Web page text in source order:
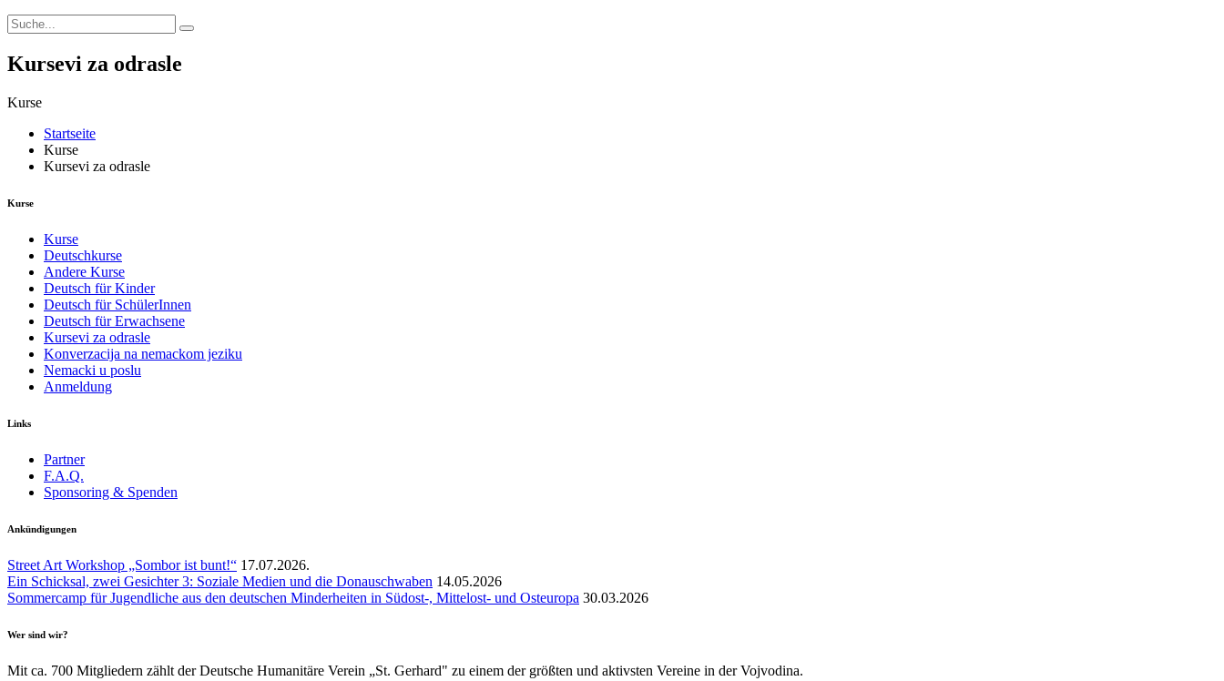
Kursevi za odrasle
Kurse
Startseite
Kurse
Kursevi za odrasle
Kurse
Kurse
Deutschkurse
Andere Kurse
Deutsch für Kinder
Deutsch für SchülerInnen
Deutsch für Erwachsene
Kursevi za odrasle
Konverzacija na nemackom jeziku
Nemacki u poslu
Anmeldung
Links
Partner
F.A.Q.
Sponsoring & Spenden
Ankündigungen
Street Art Workshop „Sombor ist bunt!“ 17.07.2026.
Ein Schicksal, zwei Gesichter 3: Soziale Medien und die Donauschwaben 14.05.2026
Sommercamp für Jugendliche aus den deutschen Minderheiten in Südost-, Mittelost- und Osteuropa 30.03.2026
Wer sind wir?
Mit ca. 700 Mitgliedern zählt der Deutsche Humanitäre Verein „St. Gerhard" zu einem der größten und aktivsten Vereine in der Vojvodina.